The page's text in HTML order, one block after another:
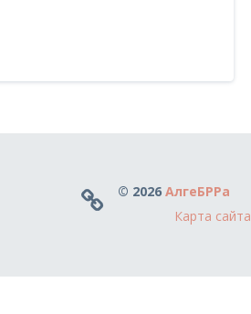
© 2026 АлгеБРРа
Карта сайта